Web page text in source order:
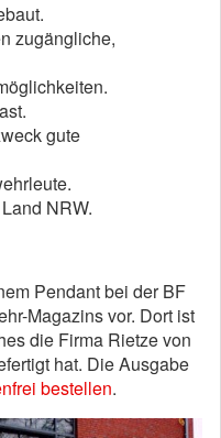
zugängliche,
gute
NRW.
Pendant bei der BF
Magazins vor. Dort ist
die Firma Rietze von
hat. Die Ausgabe
bestellen.